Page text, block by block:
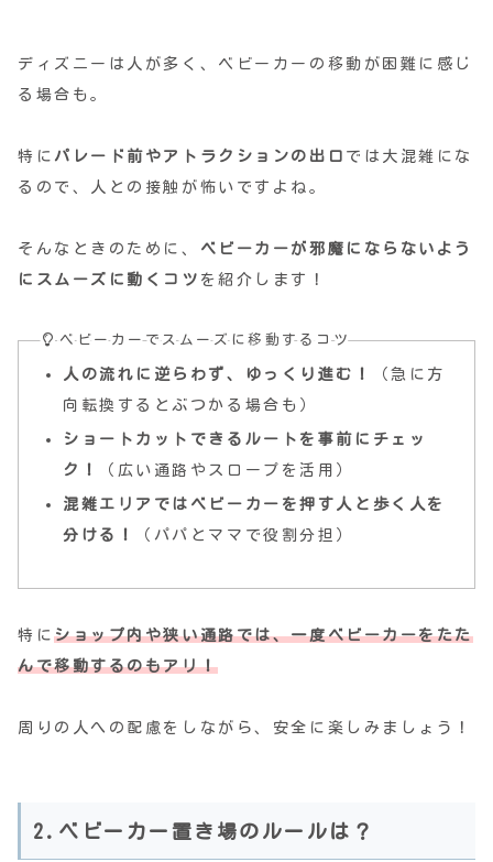
ディズニーは人が多く、ベビーカーの移動が困難に感じ
る場合も。
特に パレード前やアトラクションの出口 では大混雑にな
るので、人との接触が怖いですよね。
そんなときのために、 ベビーカーが邪魔にならないよう
にスムーズに動くコツ を紹介します！
ベビーカーでスムーズに移動するコツ
人の流れに逆らわず、ゆっくり進む！
（急に方
向転換するとぶつかる場合も）
ショートカットできるルートを事前にチェッ
ク！
（広い通路やスロープを活用）
混雑エリアではベビーカーを押す人と歩く人を
分ける！
（パパとママで役割分担）
特にショップ内や狭い通路では、一度ベビーカーをたた
んで移動するのもアリ！
周りの人への配慮をしながら、安全に楽しみましょう！
2.ベビーカー置き場のルールは？